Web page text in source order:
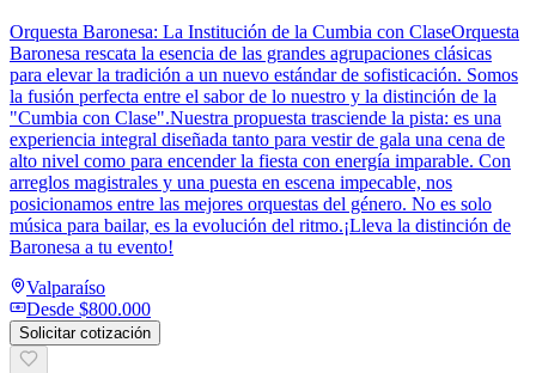
Orquesta Baronesa: La Institución de la Cumbia con ClaseOrquesta
Baronesa rescata la esencia de las grandes agrupaciones clásicas
para elevar la tradición a un nuevo estándar de sofisticación. Somos
la fusión perfecta entre el sabor de lo nuestro y la distinción de la
"Cumbia con Clase".Nuestra propuesta trasciende la pista: es una
experiencia integral diseñada tanto para vestir de gala una cena de
alto nivel como para encender la fiesta con energía imparable. Con
arreglos magistrales y una puesta en escena impecable, nos
posicionamos entre las mejores orquestas del género. No es solo
música para bailar, es la evolución del ritmo.¡Lleva la distinción de
Baronesa a tu evento!
Valparaíso
Desde $800.000
Solicitar cotización